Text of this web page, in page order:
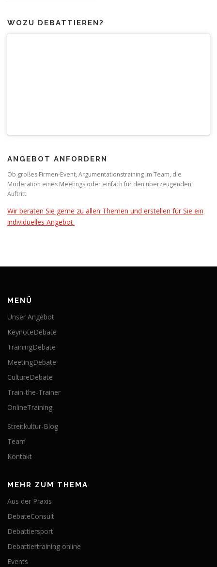
WOZU DEBATTIEREN?
ANGEBOT ANFORDERN
Ob großes Firmen-Event, Argumentationstraining im Team, die
Moderation eines Meetings oder einfach für den überzeugenden
Auftritt:
Wir beraten Sie gerne zu allen Themen und erstellen für Sie ein
individuelles Angebot.
MENÜ
Unser Angebot
KeynoteDebate
TrainingDebate
MeetingDebate
CultureDebate
Train-the-Trainer
OnlineTraining
Streitkultur-Blog
Team
Kontakt
MEHR ZUM THEMA
Aus der Praxis
DebateConsult
Debattiersport
Debattiertraining online
Events